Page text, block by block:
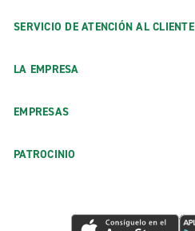
SERVICIO DE ATENCIÓN AL CLIENTE
LA EMPRESA
EMPRESAS
PATROCINIO